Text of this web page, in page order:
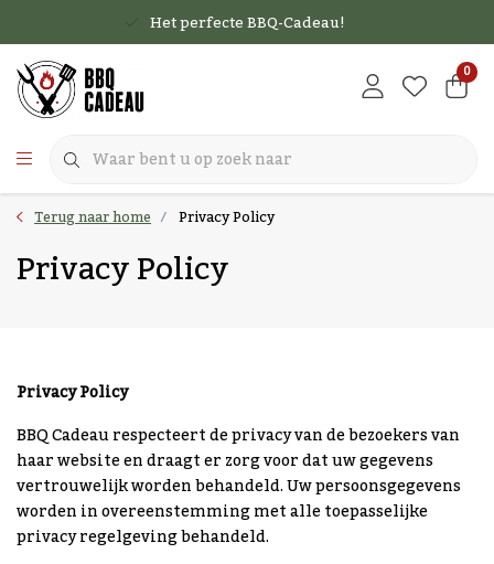
Het perfecte BBQ-Cadeau!
0
Terug naar home Privacy Policy
Privacy Policy
Privacy Policy
BBQ Cadeau respecteert de privacy van de bezoekers van
haar website en draagt er zorg voor dat uw gegevens
vertrouwelijk worden behandeld. Uw persoonsgegevens
worden in overeenstemming met alle toepasselijke
privacy regelgeving behandeld.